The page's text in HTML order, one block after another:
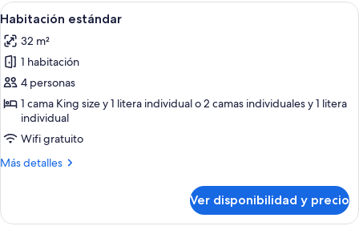
Ver
todas
las
fotos
de
Habitación
estándar
Una habitación con una cama, una
9
Habitación estándar
32 m²
1 habitación
4 personas
1 cama King size y 1 litera individual o 2 camas individuales y 1 litera
individual
Wifi gratuito
Más detalles
Más
estándar
Ver disponibilidad y precio